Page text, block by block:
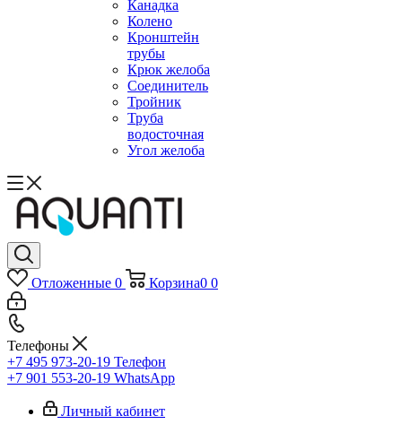
Канадка
Колено
Кронштейн
трубы
Крюк желоба
Соединитель
Тройник
Труба
водосточная
Угол желоба
Отложенные 0 Корзина0 0
Телефоны
+7 495 973-20-19 Телефон
+7 901 553-20-19 WhatsApp
Личный кабинет